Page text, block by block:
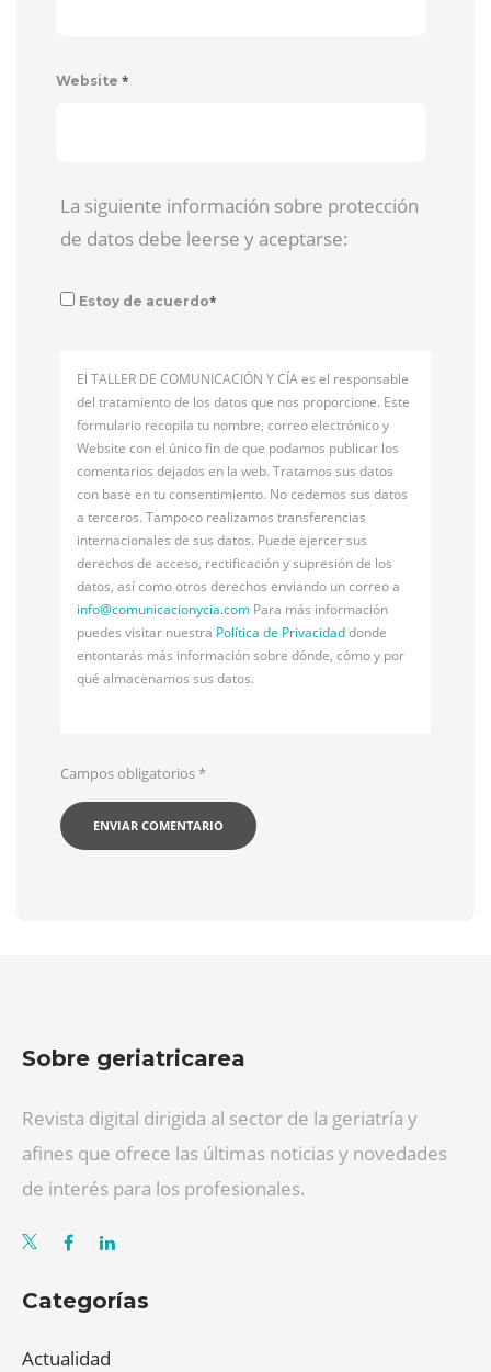
Website *
La siguiente información sobre protección
de datos debe leerse y aceptarse:
Estoy de acuerdo*
El TALLER DE COMUNICACIÓN Y CÍA es el responsable
del tratamiento de los datos que nos proporcione. Este
formulario recopila tu nombre, correo electrónico y
Website con el único fin de que podamos publicar los
comentarios dejados en la web. Tratamos sus datos
con base en tu consentimiento. No cedemos sus datos
a terceros. Tampoco realizamos transferencias
internacionales de sus datos. Puede ejercer sus
derechos de acceso, rectificación y supresión de los
datos, así como otros derechos enviando un correo a
info@comunicacionycia.com Para más información
puedes visitar nuestra Política de Privacidaddonde
entontarás más información sobre dónde, cómo y por
qué almacenamos sus datos.
Campos obligatorios*
Sobre geriatricarea
Revista digital dirigida al sector de la geriatría y
afines que ofrece las últimas noticias y novedades
de interés para los profesionales.
Categorías
Actualidad